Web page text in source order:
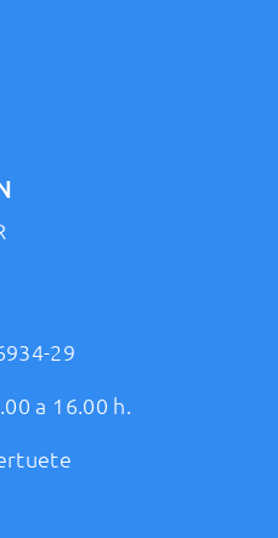
29
a 16.00 h.